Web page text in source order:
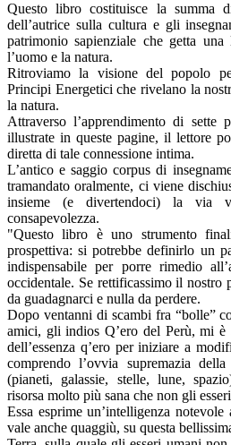
Questo libro costituisce la summa
dell’autrice sulla cultura e gli
patrimonio sapienziale che getta
l’uomo e la natura.
Ritroviamo la visione del popolo
Principi Energetici che rivelano la
la natura.
Attraverso l’apprendimento di sette
illustrate in queste pagine, il lettore
diretta di tale connessione intima.
L’antico e saggio corpus di
tramandato oralmente, ci viene
insieme (e divertendoci) la via
consapevolezza.
"Questo libro è uno strumento
prospettiva: si potrebbe definirlo un
indispensabile per porre rimedio
occidentale. Se rettificassimo il nostro
da guadagnarci e nulla da perdere.
Dopo ventanni di scambi fra “bolle”
amici, gli indios Q’ero del Perù, mi è
dell’essenza q’ero per iniziare a
comprendo l’ovvia supremazia
(pianeti, galassie, stelle, lune,
risorsa molto più sana che non gli
Essa esprime un’intelligenza
vale anche quaggiù, su questa